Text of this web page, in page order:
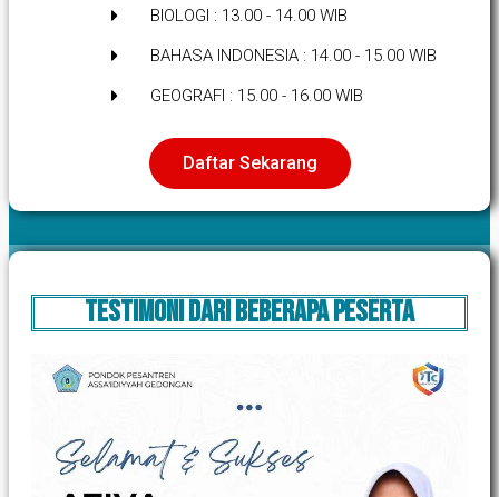
BIOLOGI : 13.00 - 14.00 WIB
BAHASA INDONESIA : 14.00 - 15.00 WIB
GEOGRAFI : 15.00 - 16.00 WIB
Daftar Sekarang
Testimoni dari beberapa peserta